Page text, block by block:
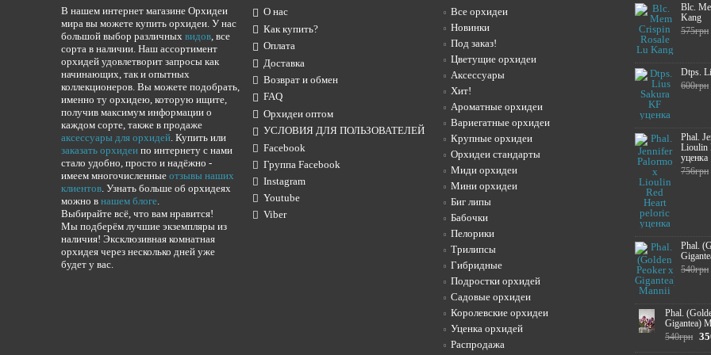
В нашем интернет магазине Орхидеи
мира вы можете купить орхидеи. У нас
большой выбор различных видов, все
сорта в наличии. Наш ассортимент
орхидей удовлетворит запросы как
начинающих, так и опытных
коллекционеров. Вы можете подобрать,
именно ту орхидею, которую ищите,
получив максимум информации о
каждом сорте, также в продаже
аксессуары для орхидей. Купить или
заказать орхидеи по интернету с нами
стало удобно, просто и надёжно -
имеем многочисленные отзывы наших
клиентов. Узнать больше об орхидеях
можно в нашем блоге.
Выбирайте всё, что вам нравится!
Мы подберём лучшие экземпляры из
наличия! Эксклюзивная комнатная
орхидея через несколько дней уже
будет у вас.
О нас
Как купить?
Оплата
Доставка
Возврат и обмен
FAQ
Орхидеи оптом
УСЛОВИЯ ДЛЯ ПОЛЬЗОВАТЕЛЕЙ
Facebook
Группа Facebook
Instagram
Youtube
Viber
Все орхидеи
Новинки
Под заказ!
Цветущие орхидеи
Аксессуары
Хит!
Ароматные орхидеи
Вариегатные орхидеи
Крупные орхидеи
Орхидеи стандарты
Миди орхидеи
Мини орхидеи
Биг липы
Бабочки
Пелорики
Трилипсы
Гибридные
Подростки орхидей
Садовые орхидеи
Королевские орхидеи
Уценка орхидей
Распродажа
Blc.
Kang
575грн
Dtps.
600грн
Phal.
Lioulin
уценка
756грн
Phal.
540грн
Phal.
Gigantea)
540грн